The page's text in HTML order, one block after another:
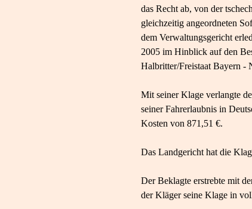
das Recht ab, von der
gleichzeitig angeordneten
dem Verwaltungsgericht
2005 im Hinblick auf den
Halbritter/Freistaat Bayern -
Mit seiner Klage verlangte
seiner Fahrerlaubnis in
Kosten von 871,51 €.
Das Landgericht hat die
Der Beklagte erstrebte mit
der Kläger seine Klage in